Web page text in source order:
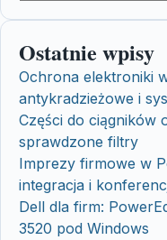
Ostatnie wpisy
Ochrona elektroniki
antykradzieżowe i
Części do ciągników
sprawdzone filtry
Imprezy firmowe w
integracja i
Dell dla firm:
3520 pod Windows